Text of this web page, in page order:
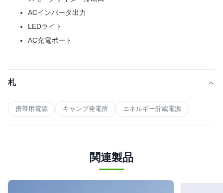
ACインバータ出力
LEDライト
AC充電ポート
札
携帯用電源 キャンプ発電所 エネルギー貯蔵電源
関連製品